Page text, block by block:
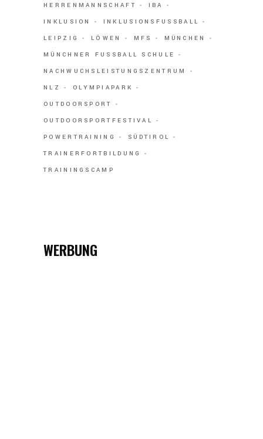
HERRENMANNSCHAFT
IBA
INKLUSION
INKLUSIONSFUSSBALL
LEIPZIG
LÖWEN MFS
MÜNCHEN
MÜNCHNER FUSSBALL SCHULE
NACHWUCHSLEISTUNGSZENTRUM
NLZ
OLYMPIAPARK
OUTDOORSPORT
OUTDOORSPORTFESTIVAL
POWERTRAINING
SÜDTIROL
TRAINERFORTBILDUNG
TRAININGSCAMP
WERBUNG